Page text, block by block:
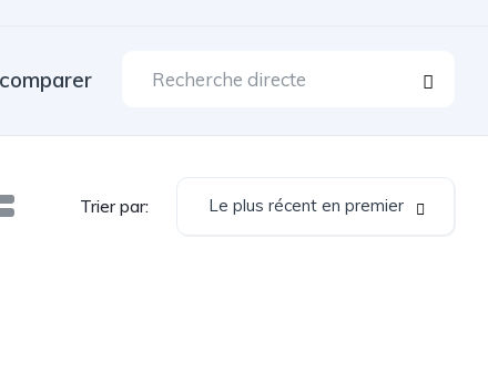
comparer
Trier par: Le plus récent en premier